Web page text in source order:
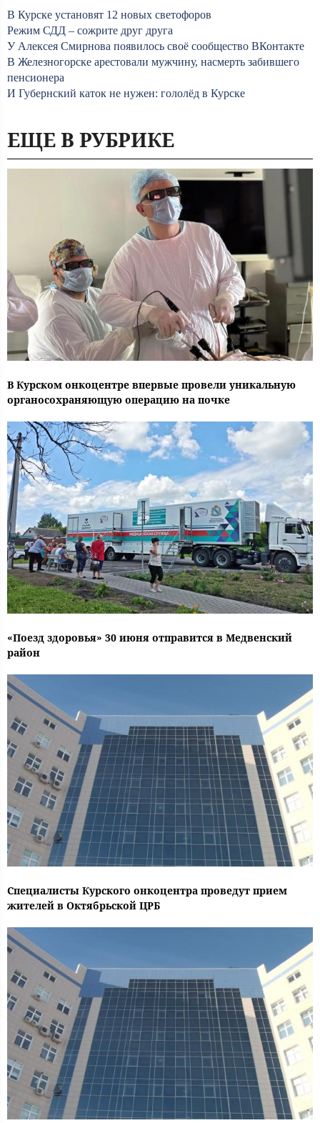
В Курске установят 12 новых светофоров
Режим СДД – сожрите друг друга
У Алексея Смирнова появилось своё сообщество ВКонтакте
В Железногорске арестовали мужчину, насмерть забившего
пенсионера
И Губернский каток не нужен: гололёд в Курске
ЕЩЕ В РУБРИКЕ
В Курском онкоцентре впервые провели уникальную
органосохраняющую операцию на почке
«Поезд здоровья» 30 июня отправится в Медвенский
район
Специалисты Курского онкоцентра проведут прием
жителей в Октябрьской ЦРБ